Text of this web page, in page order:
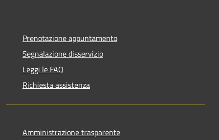
Prenotazione appuntamento
Segnalazione disservizio
Leggi le FAQ
Richiesta assistenza
Amministrazione trasparente